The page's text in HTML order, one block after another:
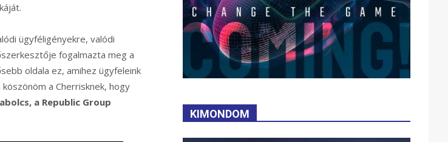
ügyféligényekre, valódi
fogalmazta meg a
oldala ez, amihez ügyfeleink
a Cherrisknek, hogy
a Republic Group
KIMONDOM